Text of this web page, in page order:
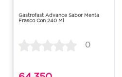
Gastrofast Advance Sabor Menta
Frasco Con 240 Ml
0